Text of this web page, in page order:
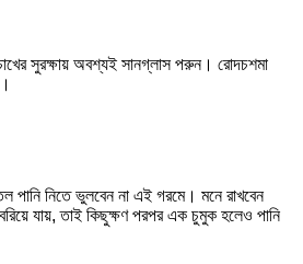
সুরক্ষায় অবশ্যই সানগ্লাস পরুন। রোদচশমা
পানি নিতে ভুলবেন না এই গরমে। মনে রাখবেন
যায়, তাই কিছুক্ষণ পরপর এক চুমুক হলেও পানি